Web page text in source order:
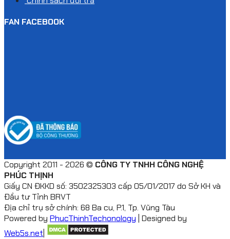
FAN FACEBOOK
Copyright 2011 - 2026 © CÔNG TY TNHH CÔNG NGHỆ
PHÚC THỊNH
Giấy CN ĐKKD số: 3502325303 cấp 05/01/2017 do Sở KH và
Đầu tư Tỉnh BRVT
Địa chỉ trụ sở chính: 68 Ba cu, P.1, Tp. Vũng Tàu
Powered by PhucThinhTechonology | Designed by
Web5s.net